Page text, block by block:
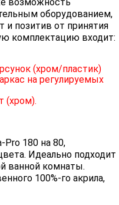
оборудованием,
позитив от принятия
комплектацию входит:
(хром/пластик)
на регулируемых
(хром).
Pro 180 на 80,
Идеально подходит
ванной комнаты.
100%-го акрила,